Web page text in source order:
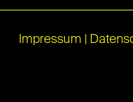
Impressum